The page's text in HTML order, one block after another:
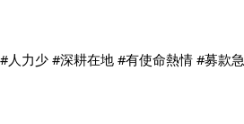
#人力少 #深耕在地 #有使命熱情 #募款